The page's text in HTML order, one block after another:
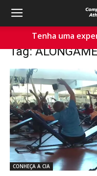
Tenha uma
Tags
Tag:
CONHEÇA A CIA